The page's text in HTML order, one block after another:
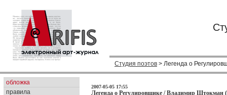
Студия поэтов > Легенда о
обложка
правила
2007-05-05 17:55
Легенда о Регулировщике / Владимир Штокман (